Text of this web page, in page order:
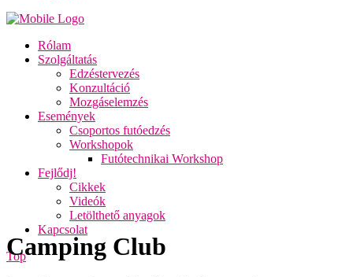
Rólam
Szolgáltatás
Edzéstervezés
Konzultáció
Mozgáselemzés
Események
Csoportos futóedzés
Workshopok
Futótechnikai Workshop
Fejlődj!
Cikkek
Videók
Letölthető anyagok
Kapcsolat
Top
Camping Club